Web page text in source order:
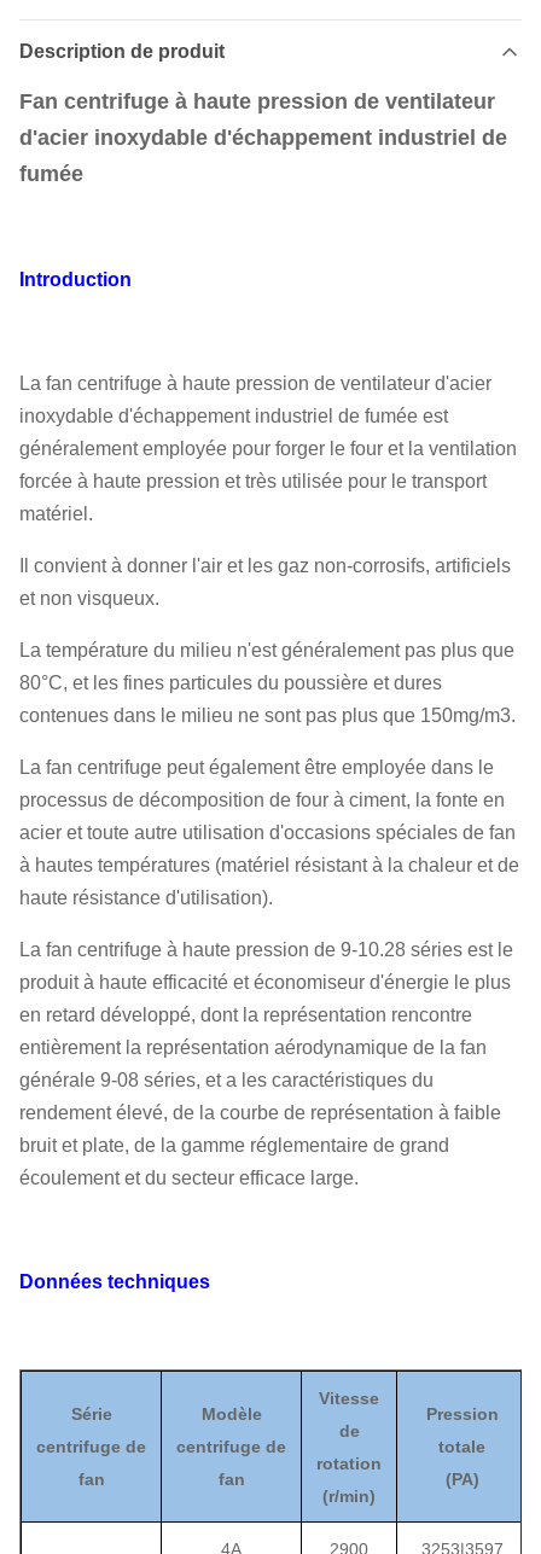
Description de produit
Fan centrifuge à haute pression de ventilateur
d'acier inoxydable d'échappement industriel de
fumée
Introduction
La fan centrifuge à haute pression de ventilateur d'acier
inoxydable d'échappement industriel de fumée est
généralement employée pour forger le four et la ventilation
forcée à haute pression et très utilisée pour le transport
matériel.
Il convient à donner l'air et les gaz non-corrosifs, artificiels
et non visqueux.
La température du milieu n'est généralement pas plus que
80°C, et les fines particules du poussière et dures
contenues dans le milieu ne sont pas plus que 150mg/m3.
La fan centrifuge peut également être employée dans le
processus de décomposition de four à ciment, la fonte en
acier et toute autre utilisation d'occasions spéciales de fan
à hautes températures (matériel résistant à la chaleur et de
haute résistance d'utilisation).
La fan centrifuge à haute pression de 9-10.28 séries est le
produit à haute efficacité et économiseur d'énergie le plus
en retard développé, dont la représentation rencontre
entièrement la représentation aérodynamique de la fan
générale 9-08 séries, et a les caractéristiques du
rendement élevé, de la courbe de représentation à faible
bruit et plate, de la gamme réglementaire de grand
écoulement et du secteur efficace large.
Données techniques
Série
centrifuge de
fan
Modèle
centrifuge de
fan
Vitesse
de
rotation
(r/min)
Pression
totale
(PA)
4A 2900 3253|3597